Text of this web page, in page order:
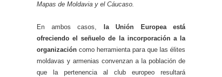
Mapas de Moldavia y el Cáucaso.
En ambos casos,
la Unión Europea está
ofreciendo el señuelo de la incorporación a la
organización como herramienta para que las élites
moldavas y armenias convenzan a la población de
que la pertenencia al club europeo resultará